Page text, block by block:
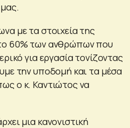
με τα στοιχεία της
60% των ανθρώπων που
για εργασία τονίζοντας
την υποδομή και τα μέσα
ο κ. Καντιώτος να
μια κανονιστική